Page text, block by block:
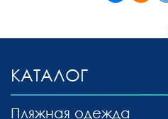
КАТАЛОГ
Пляжная одежда